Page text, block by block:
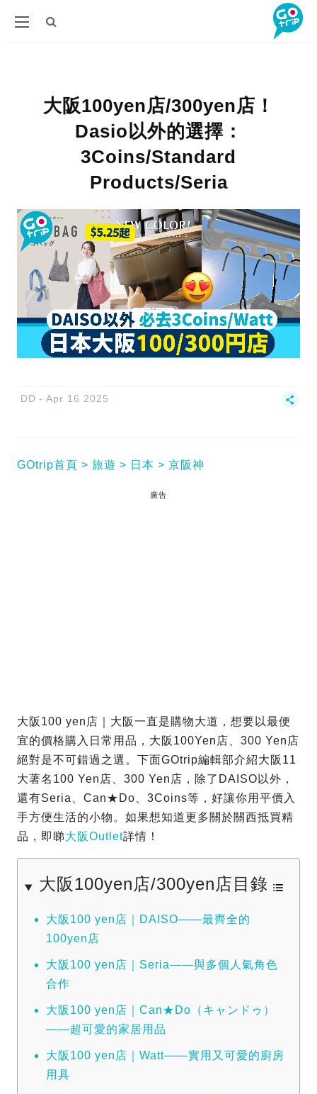
大阪100yen店/300yen店！
Dasio以外的選擇：
3Coins/Standard
Products/Seria
DD Apr 16 2025
GOtrip首頁 旅遊 日本 京阪神
廣告
大阪100 yen店｜大阪一直是購物大道，想要以最便
宜的價格購入日常用品，大阪100Yen店、300 Yen店
絕對是不可錯過之選。下面GOtrip編輯部介紹大阪11
大著名100 Yen店、300 Yen店，除了DAISO以外，
還有Seria、Can★Do、3Coins等，好讓你用平價入
手方便生活的小物。如果想知道更多關於關西抵買精
品，即睇大阪Outlet詳情！
大阪100yen店/300yen店目錄
大阪100 yen店｜DAISO——最齊全的
100yen店
大阪100 yen店｜Seria——與多個人氣角色
合作
大阪100 yen店｜Can★Do（キャンドゥ）
——超可愛的家居用品
大阪100 yen店｜Watt——實用又可愛的廚房
用具